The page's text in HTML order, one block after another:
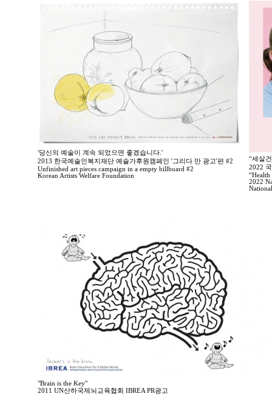
'당신의 예술이 계속 되었으면 좋겠습니다.'
2013 한국예술인복지재단 예술가후원캠페인 '그리다 만 광고'편 #2
Unfinished art pieces campaign in a empty billboard #2
Korean Artists Welfare Foundation
“세살
2022
2022
"Brain is the Key"
2011 UN산하국제뇌교육협회 IBREA PR광고